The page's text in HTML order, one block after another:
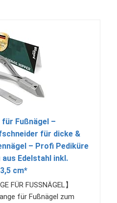
Fußnägel –
für dicke &
– Profi Pediküre
Edelstahl inkl.
cm*
FÜR FUSSNÄGEL】
für Fußnägel zum